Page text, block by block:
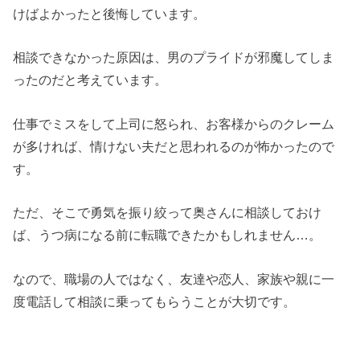
けばよかったと後悔しています。
相談できなかった原因は、男のプライドが邪魔してしま
ったのだと考えています。
仕事でミスをして上司に怒られ、お客様からのクレーム
が多ければ、情けない夫だと思われるのが怖かったので
す。
ただ、そこで勇気を振り絞って奥さんに相談しておけ
ば、うつ病になる前に転職できたかもしれません…。
なので、職場の人ではなく、友達や恋人、家族や親に一
度電話して相談に乗ってもらうことが大切です。